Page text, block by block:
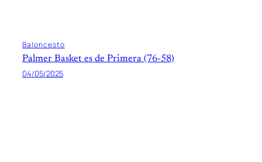
Baloncesto
Palmer Basket es de Primera (76-58)
04/05/2025